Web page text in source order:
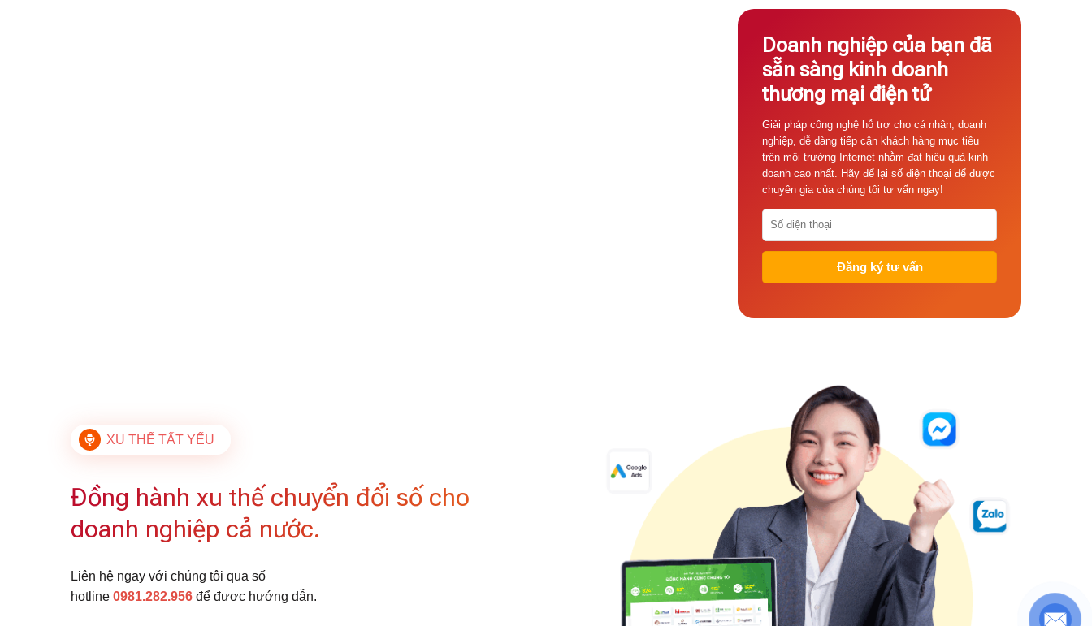
Doanh nghiệp của bạn đã
sẵn sàng kinh doanh
thương mại điện tử
Giải pháp công nghệ hỗ trợ cho cá nhân, doanh
nghiệp, dễ dàng tiếp cận khách hàng mục tiêu
trên môi trường Internet nhằm đạt hiệu quả kinh
doanh cao nhất. Hãy để lại số điện thoại để được
chuyên gia của chúng tôi tư vấn ngay!
XU THẾ TẤT YẾU
Đồng hành xu thế chuyển đổi số cho
doanh nghiệp cả nước.
Liên hệ ngay với chúng tôi qua số
hotline 0981.282.956 để được hướng dẫn.